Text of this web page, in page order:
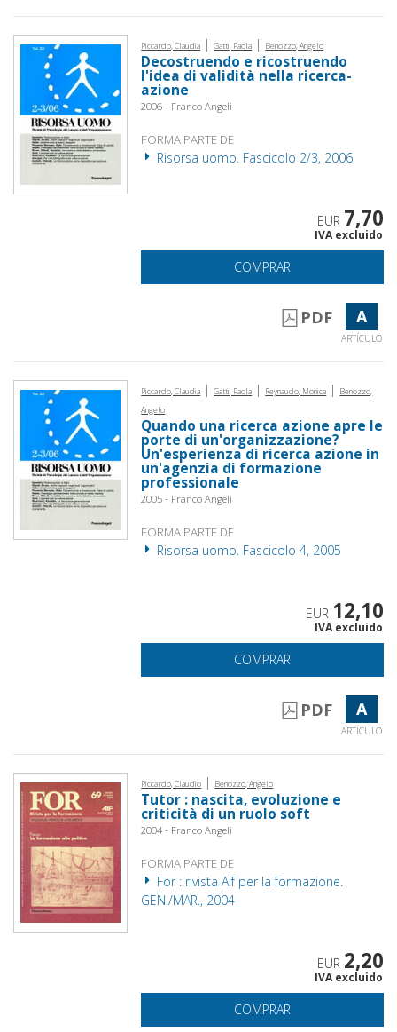
Piccardo, Claudia | Gatti, Paola | Benozzo, Angelo
Decostruendo e ricostruendo
l'idea di validità nella ricerca-
azione
2006 - Franco Angeli
FORMA PARTE DE
Risorsa uomo. Fascicolo 2/3, 2006
EUR 7,70
IVA excluido
COMPRAR
PDF A
ARTÍCULO
Piccardo, Claudia | Gatti, Paola | Reynaudo, Monica |
Benozzo,
Angelo
Quando una ricerca azione apre le
porte di un'organizzazione?
Un'esperienza di ricerca azione in
un'agenzia di formazione
professionale
2005 - Franco Angeli
FORMA PARTE DE
Risorsa uomo. Fascicolo 4, 2005
EUR 12,10
IVA excluido
COMPRAR
PDF A
ARTÍCULO
Piccardo, Claudio | Benozzo, Angelo
Tutor : nascita, evoluzione e
criticità di un ruolo soft
2004 - Franco Angeli
FORMA PARTE DE
For : rivista Aif per la formazione.
GEN./MAR., 2004
EUR 2,20
IVA excluido
COMPRAR